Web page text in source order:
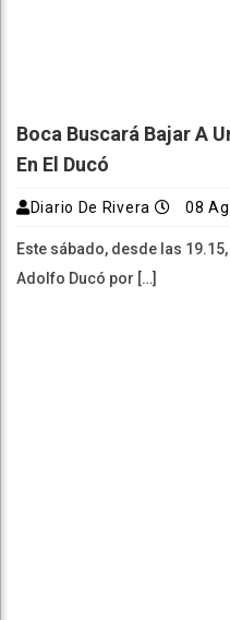
Boca Buscará Bajar A
En El Ducó
Diario De Rivera 08
Este sábado, desde las
Adolfo Ducó por […]